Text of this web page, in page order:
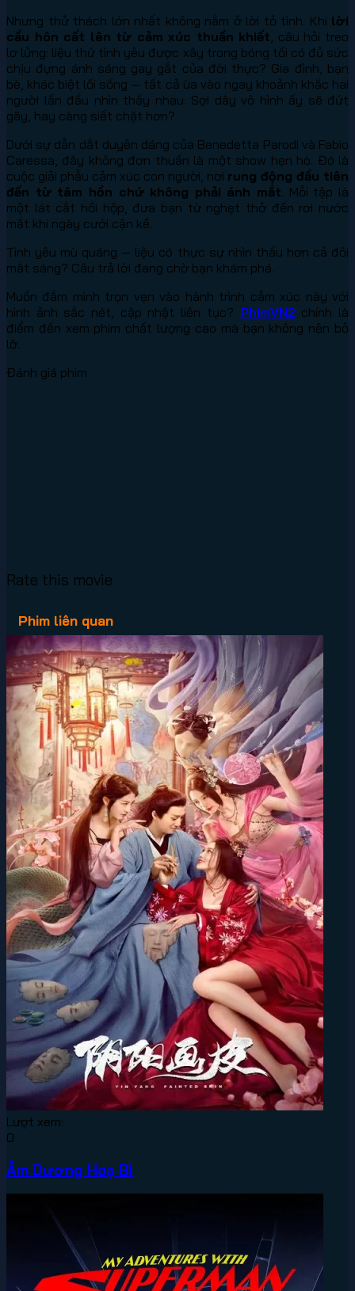
Nhưng thử thách lớn nhất không nằm ở lời tỏ tình. Khi lời
cầu hôn cất lên từ cảm xúc thuần khiết , câu hỏi treo
lơ lửng: liệu thứ tình yêu được xây trong bóng tối có đủ sức
chịu đựng ánh sáng gay gắt của đời thực? Gia đình, bạn
bè, khác biệt lối sống — tất cả ùa vào ngay khoảnh khắc hai
người lần đầu nhìn thấy nhau. Sợi dây vô hình ấy sẽ đứt
gãy, hay càng siết chặt hơn?
Dưới sự dẫn dắt duyên dáng của Benedetta Parodi và Fabio
Caressa, đây không đơn thuần là một show hẹn hò. Đó là
cuộc giải phẫu cảm xúc con người, nơi rung động đầu tiên
đến từ tâm hồn chứ không phải ánh mắt. Mỗi tập là
một lát cắt hồi hộp, đưa bạn từ nghẹt thở đến rơi nước
mắt khi ngày cưới cận kề.
Tình yêu mù quáng — liệu có thực sự nhìn thấu hơn cả đôi
mắt sáng? Câu trả lời đang chờ bạn khám phá.
Muốn đắm mình trọn vẹn vào hành trình cảm xúc này với
hình ảnh sắc nét, cập nhật liên tục? PhimVN2chính là
điểm đến xem phim chất lượng cao mà bạn không nên bỏ
lỡ.
Đánh giá phim
Rate this movie
Phim liên quan
Lượt xem:
0
Âm Dương Hoạ Bì